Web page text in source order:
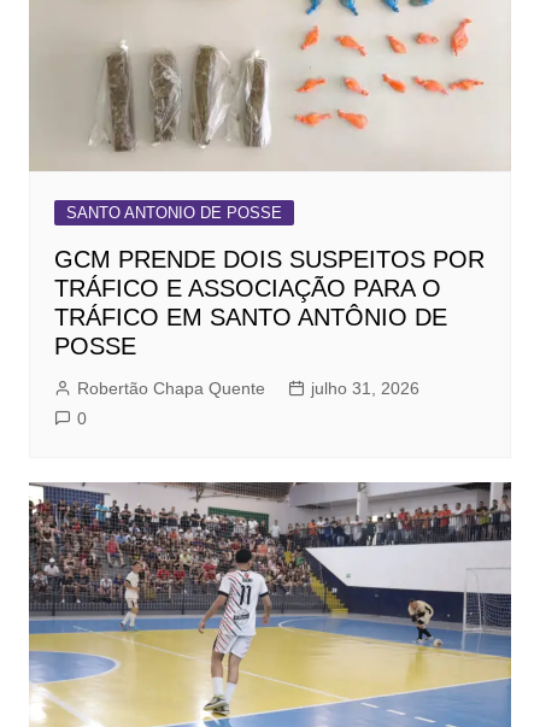
SANTO ANTONIO DE POSSE
GCM PRENDE DOIS SUSPEITOS POR
TRÁFICO E ASSOCIAÇÃO PARA O
TRÁFICO EM SANTO ANTÔNIO DE
POSSE
Robertão Chapa Quente
julho 31, 2026
0